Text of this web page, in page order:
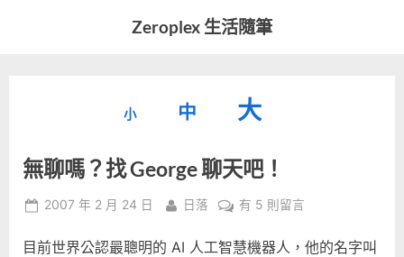
Zeroplex 生活隨筆
發
活
事
小
型
小。
中
重
字
型
大
大
字
型
無聊嗎？找 George 聊天吧！
Posted
2007 年 2 月 24 日 By
日落
在
聊
有 5 則留言
目前世界公認最聰明的 AI 人工智慧機器人，他的名字叫